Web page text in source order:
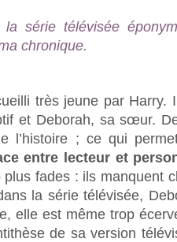
série télévisée
chronique.
très jeune par Harry.
et Deborah, sa sœur.
l’histoire ; ce qui
entre lecteur et
fades : ils manquent
la série télévisée,
elle est même trop
de sa version